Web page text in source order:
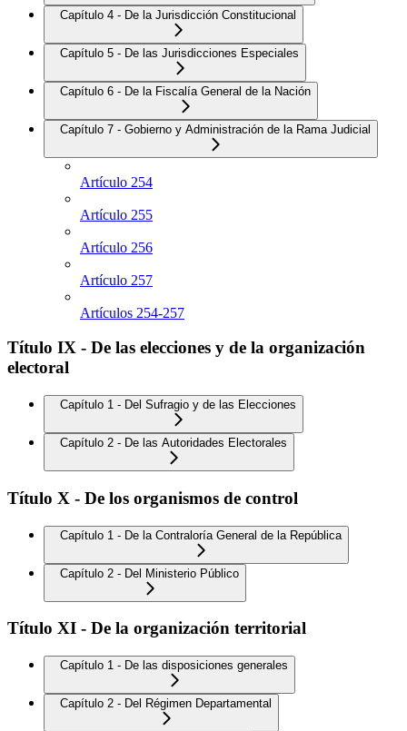
Capítulo 4 - De la Jurisdicción Constitucional
Capítulo 5 - De las Jurisdicciones Especiales
Capítulo 6 - De la Fiscalía General de la Nación
Capítulo 7 - Gobierno y Administración de la Rama Judicial
Artículo 254
Artículo 255
Artículo 256
Artículo 257
Artículos 254-257
Título IX - De las elecciones y de la organización
electoral
Capítulo 1 - Del Sufragio y de las Elecciones
Capítulo 2 - De las Autoridades Electorales
Título X - De los organismos de control
Capítulo 1 - De la Contraloría General de la República
Capítulo 2 - Del Ministerio Público
Título XI - De la organización territorial
Capítulo 1 - De las disposiciones generales
Capítulo 2 - Del Régimen Departamental